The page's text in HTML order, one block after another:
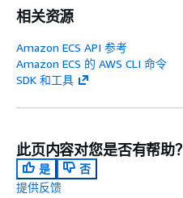
相关资源
Amazon ECS API 参考
Amazon ECS 的 AWS CLI 命令
SDK 和工具
此页内容对您是否有帮助？
是
否
提供反馈